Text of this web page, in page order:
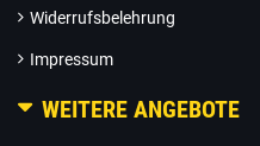
Widerrufsbelehrung
Impressum
WEITERE ANGEBOTE